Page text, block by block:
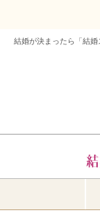
結婚が決まったら「結婚